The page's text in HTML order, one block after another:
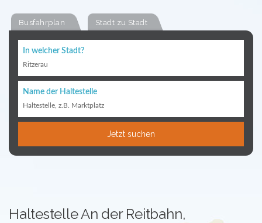
Busfahrplan Stadt zu Stadt
In welcher Stadt?
Ritzerau
Name der Haltestelle
Haltestelle, z.B. Marktplatz
Jetzt suchen
Haltestelle An der Reitbahn,